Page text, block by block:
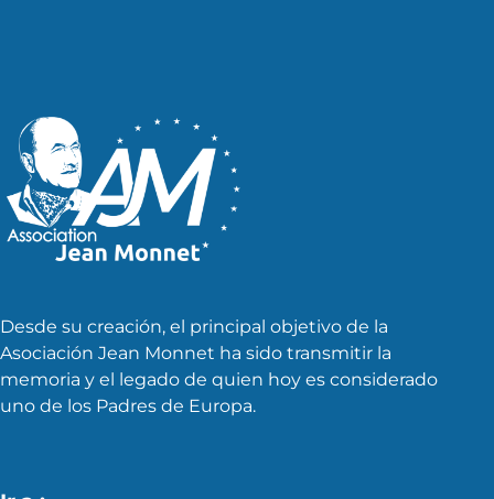
Desde su creación, el principal objetivo de la
Asociación Jean Monnet ha sido transmitir la
memoria y el legado de quien hoy es considerado
uno de los Padres de Europa.